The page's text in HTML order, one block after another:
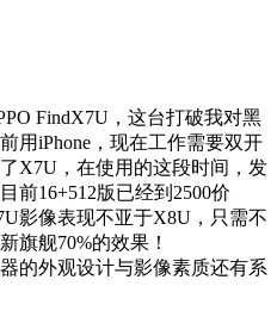
FindX7U，这台打破我对黑
用iPhone，现在工作需要双开
X7U，在使用的这段时间，发
前16+512版已经到2500价
影像表现不亚于X8U，只需不
旗舰70%的效果！
的外观设计与影像素质还有系